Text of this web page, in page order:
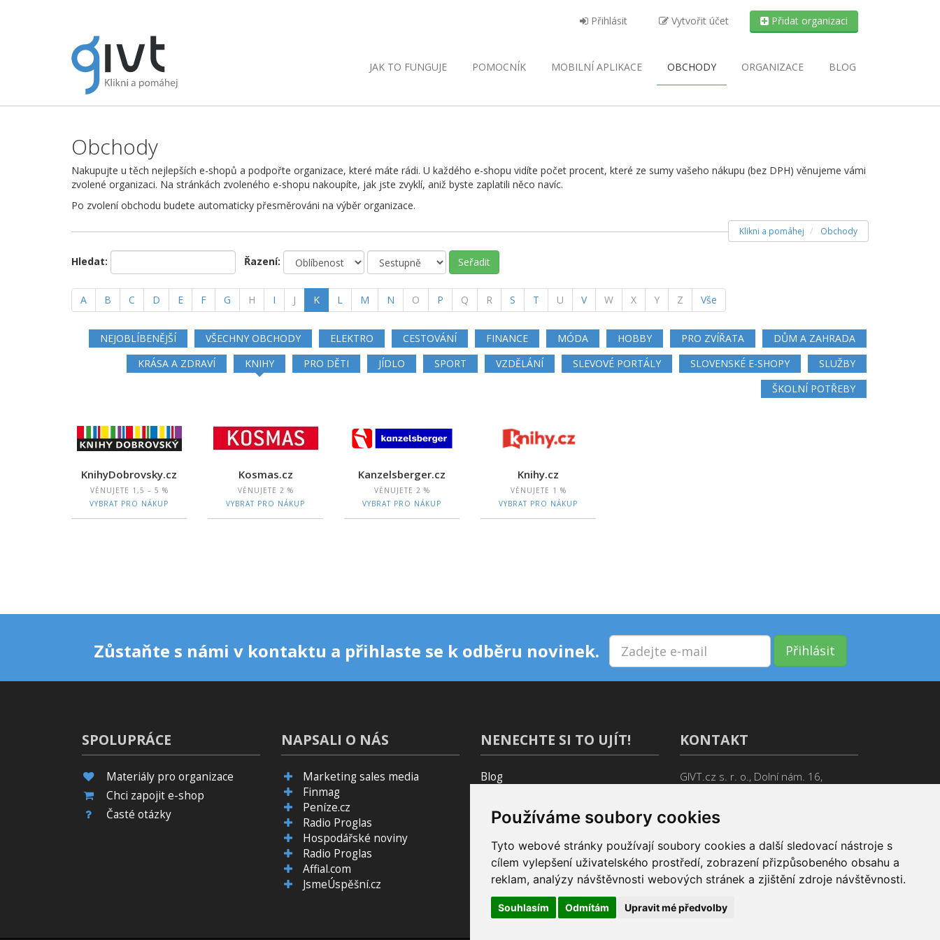
Používáme soubory cookies
Tyto webové stránky používají soubory cookies a další sledovací nástroje s
cílem vylepšení uživatelského prostředí, zobrazení přizpůsobeného obsahu a
reklam, analýzy návštěvnosti webových stránek a zjištění zdroje návštěvnosti.
Souhlasím Odmítám Upravit mé předvolby
Přihlásit Vytvořit účet Přidat organizaci
JAK TO FUNGUJE POMOCNÍK MOBILNÍ APLIKACE OBCHODY ORGANIZACE BLOG
Obchody
Nakupujte u těch nejlepších e-shopů a podpořte organizace, které máte rádi. U každého e-shopu vidíte počet procent, které ze sumy vašeho nákupu (bez DPH) věnujeme vámi
zvolené organizaci. Na stránkách zvoleného e-shopu nakoupíte, jak jste zvyklí, aniž byste zaplatili něco navíc.
Po zvolení obchodu budete automaticky přesměrováni na výběr organizace.
Klikni a pomáhej Obchody
Hledat: Řazení: Seřadit
A B C D E F G H I J K(current)
L M N O P Q R S T U V W X Y Z Vše
NEJOBLÍBENĚJŠÍ VŠECHNY OBCHODY ELEKTRO CESTOVÁNÍ FINANCE MÓDA HOBBY PRO ZVÍŘATA
DŮM A ZAHRADA
KRÁSA A ZDRAVÍ
KNIHY PRO DĚTI JÍDLO SPORT VZDĚLÁNÍ SLEVOVÉ PORTÁLY SLOVENSKÉ E-SHOPY
SLUŽBY
ŠKOLNÍ POTŘEBY
KnihyDobrovsky.cz
VĚNUJETE 1,5 – 5 %
VYBRAT PRO NÁKUP
Kosmas.cz
VĚNUJETE 2 %
VYBRAT PRO NÁKUP
Kanzelsberger.cz
VĚNUJETE 2 %
VYBRAT PRO NÁKUP
Knihy.cz
VĚNUJETE 1 %
VYBRAT PRO NÁKUP
Zůstaňte s námi v kontaktu a přihlaste se k odběru novinek. Přihlásit
SPOLUPRÁCE
Materiály pro organizace
Chci zapojit e-shop
Časté otázky
NAPSALI O NÁS
Marketing sales media
Finmag
Peníze.cz
Radio Proglas
Hospodářské noviny
Radio Proglas
Affial.com
JsmeÚspěšní.cz
NENECHTE SI TO UJÍT!
Blog
Pomocník do prohlížeče
KONTAKT
GIVT.cz s. r. o., Dolní nám. 16,
IČ: 04071433
(+420) 737 266 402
info@givt.cz